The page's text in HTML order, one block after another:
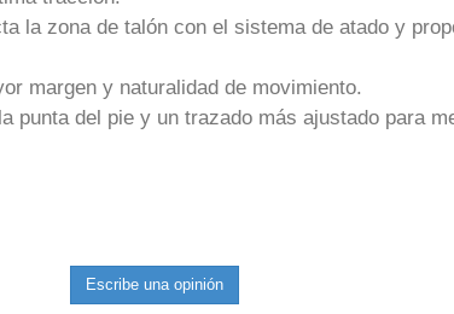
la zona de talón con el sistema de atado y
margen y naturalidad de movimiento.
punta del pie y un trazado más ajustado para
Escribe una opinión